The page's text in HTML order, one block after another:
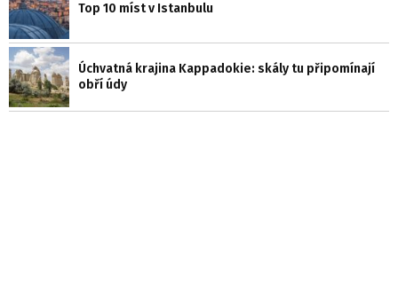
Top 10 míst v Istanbulu
Úchvatná krajina Kappadokie: skály tu připomínají
obří údy